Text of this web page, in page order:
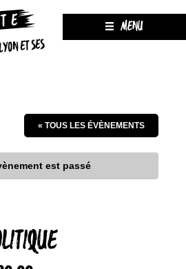
ET SES
MENU
« TOUS LES ÉVÈNEMENTS
est passé